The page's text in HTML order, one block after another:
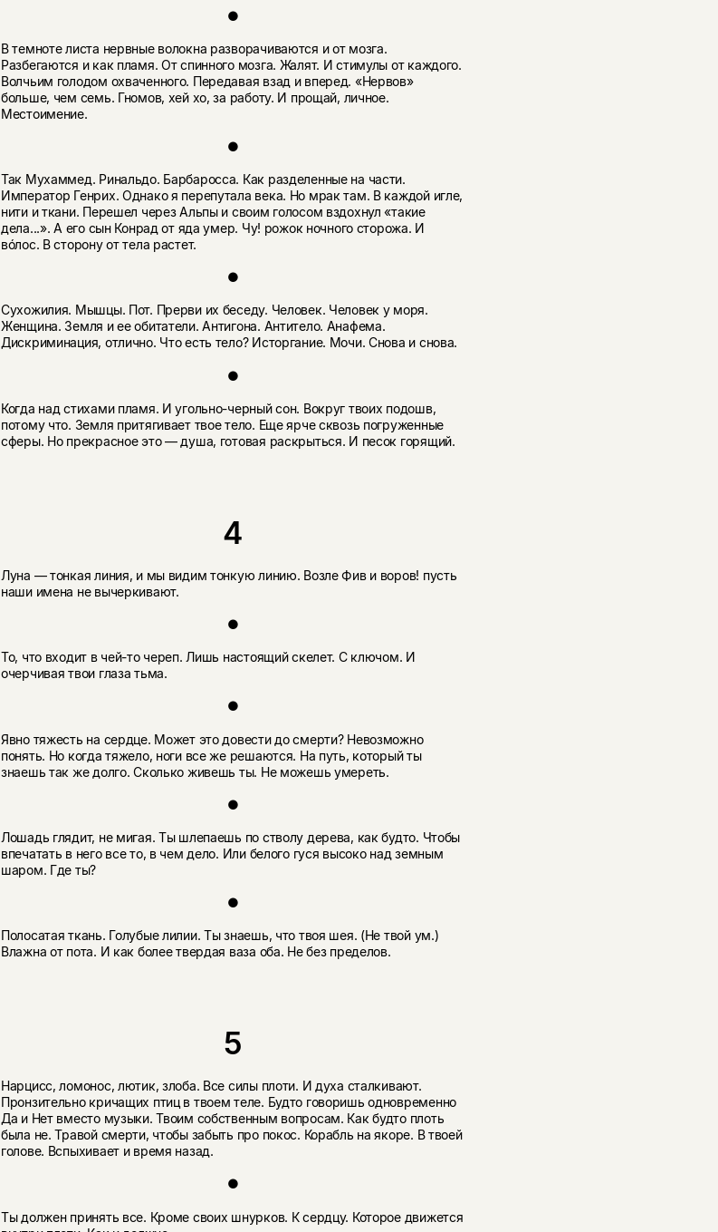
●
В темноте листа нервные волокна разворачиваются и от мозга.
Разбегаются и как пламя. От спинного мозга. Жалят. И стимулы от каждого.
Волчьим голодом охваченного. Передавая взад и вперед. «Нервов»
больше, чем семь. Гномов, хей хо, за работу. И прощай, личное.
Местоимение.
●
Так Мухаммед. Ринальдо. Барбаросса. Как разделенные на части.
Император Генрих. Однако я перепутала века. Но мрак там. В каждой игле,
нити и ткани. Перешел через Альпы и своим голосом вздохнул «такие
дела...». А его сын Конрад от яда умер. Чу! рожок ночного сторожа. И
вóлос. В сторону от тела растет.
●
Сухожилия. Мышцы. Пот. Прерви их беседу. Человек. Человек у моря.
Женщина. Земля и ее обитатели. Антигона. Антитело. Анафема.
Дискриминация, отлично. Что есть тело? Исторгание. Мочи. Снова и снова.
●
Когда над стихами пламя. И угольно-черный сон. Вокруг твоих подошв,
потому что. Земля притягивает твое тело. Еще ярче сквозь погруженные
сферы. Но прекрасное это — душа, готовая раскрыться. И песок горящий.
4
Луна — тонкая линия, и мы видим тонкую линию. Возле Фив и воров! пусть
наши имена не вычеркивают.
●
То, что входит в чей-то череп. Лишь настоящий скелет. С ключом. И
очерчивая твои глаза тьма.
●
Явно тяжесть на сердце. Может это довести до смерти? Невозможно
понять. Но когда тяжело, ноги все же решаются. На путь, который ты
знаешь так же долго. Сколько живешь ты. Не можешь умереть.
●
Лошадь глядит, не мигая. Ты шлепаешь по стволу дерева, как будто. Чтобы
впечатать в него все то, в чем дело. Или белого гуся высоко над земным
шаром. Где ты?
●
Полосатая ткань. Голубые лилии. Ты знаешь, что твоя шея. (Не твой ум.)
Влажна от пота. И как более твердая ваза оба. Не без пределов.
5
Нарцисс, ломонос, лютик, злоба. Все силы плоти. И духа сталкивают.
Пронзительно кричащих птиц в твоем теле. Будто говоришь одновременно
Да и Нет вместо музыки. Твоим собственным вопросам. Как будто плоть
была не. Травой смерти, чтобы забыть про покос. Корабль на якоре. В твоей
голове. Вспыхивает и время назад.
●
Ты должен принять все. Кроме своих шнурков. К сердцу. Которое движется